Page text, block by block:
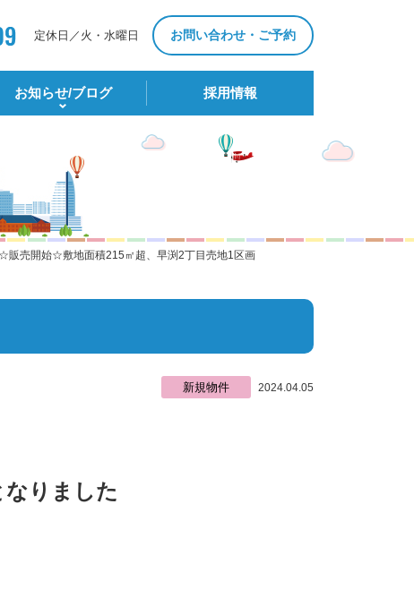
定休日／火・水曜日 お問い合わせ・ご予約
お知らせ/ブログ 採⽤情報
☆販売開始☆敷地面積215㎡超、早渕2丁目売地1区画
新規物件 2024.04.05
なりました